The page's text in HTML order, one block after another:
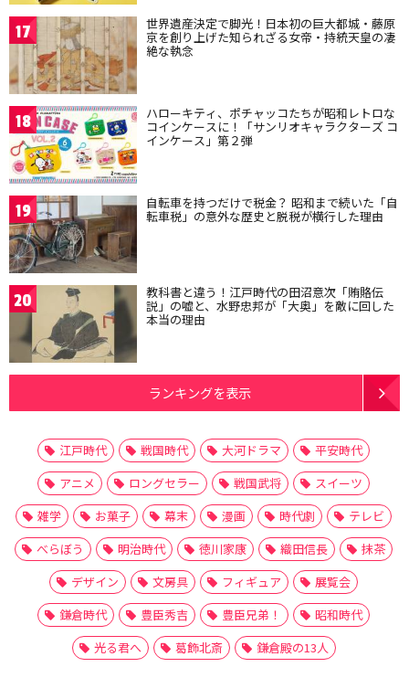
17 世界遺産決定で脚光！日本初の巨大都城・藤原
京を創り上げた知られざる女帝・持統天皇の凄
絶な執念
18 ハローキティ、ポチャッコたちが昭和レトロな
コインケースに！「サンリオキャラクターズ コ
インケース」第２弾
19 自転車を持つだけで税金？ 昭和まで続いた「自
転車税」の意外な歴史と脱税が横行した理由
20 教科書と違う！江戸時代の田沼意次「賄賂伝
説」の嘘と、水野忠邦が「大奥」を敵に回した
本当の理由
ランキングを表示
江戸時代 戦国時代 大河ドラマ
平安時代
アニメ
ロングセラー 戦国武将
スイーツ
雑学
お菓子 幕末 漫画 時代劇
テレビ
べらぼう
明治時代 徳川家康 織田信長
抹茶
デザイン
文房具 フィギュア
展覧会
鎌倉時代
豊臣秀吉 豊臣兄弟！
昭和時代
光る君へ
葛飾北斎 鎌倉殿の13人